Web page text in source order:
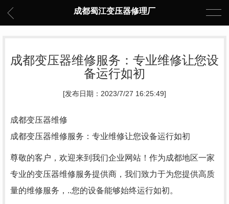
成都蜀江变压器修理厂
成都变压器维修服务：专业维修让您设
备运行如初
[发布日期：2023/7/27 16:25:49]
成都变压器维修
成都变压器维修服务：专业维修让您设备运行如初
尊敬的客户，欢迎来到我们企业网站！作为成都地区一家
专业的变压器维修服务提供商，我们致力于为您提供高质
量的维修服务，..您的设备能够始终运行如初。